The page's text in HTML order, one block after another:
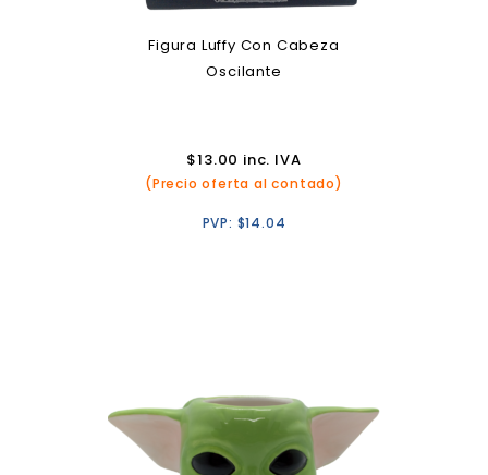
Figura Luffy Con Cabeza
Oscilante
$13.00 inc. IVA
(Precio oferta al contado)
PVP: $14.04